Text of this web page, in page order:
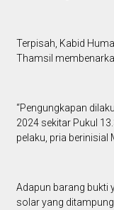
Terpisah, Kabid
Thamsil
“Pengungkapan
2024 sekitar Pukul
pelaku, pria berinisial
Adapun barang bukti
solar yang